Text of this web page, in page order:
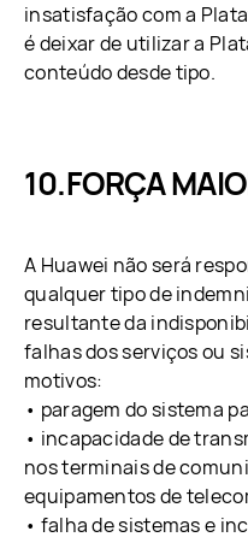
insatisfação com a
é deixar de utilizar a
conteúdo desde tipo.
FORÇA
A Huawei não será
qualquer tipo de
resultante da
falhas dos serviços ou
motivos:
• paragem do sistema
• incapacidade de
nos terminais de
equipamentos de
• falha de sistemas e